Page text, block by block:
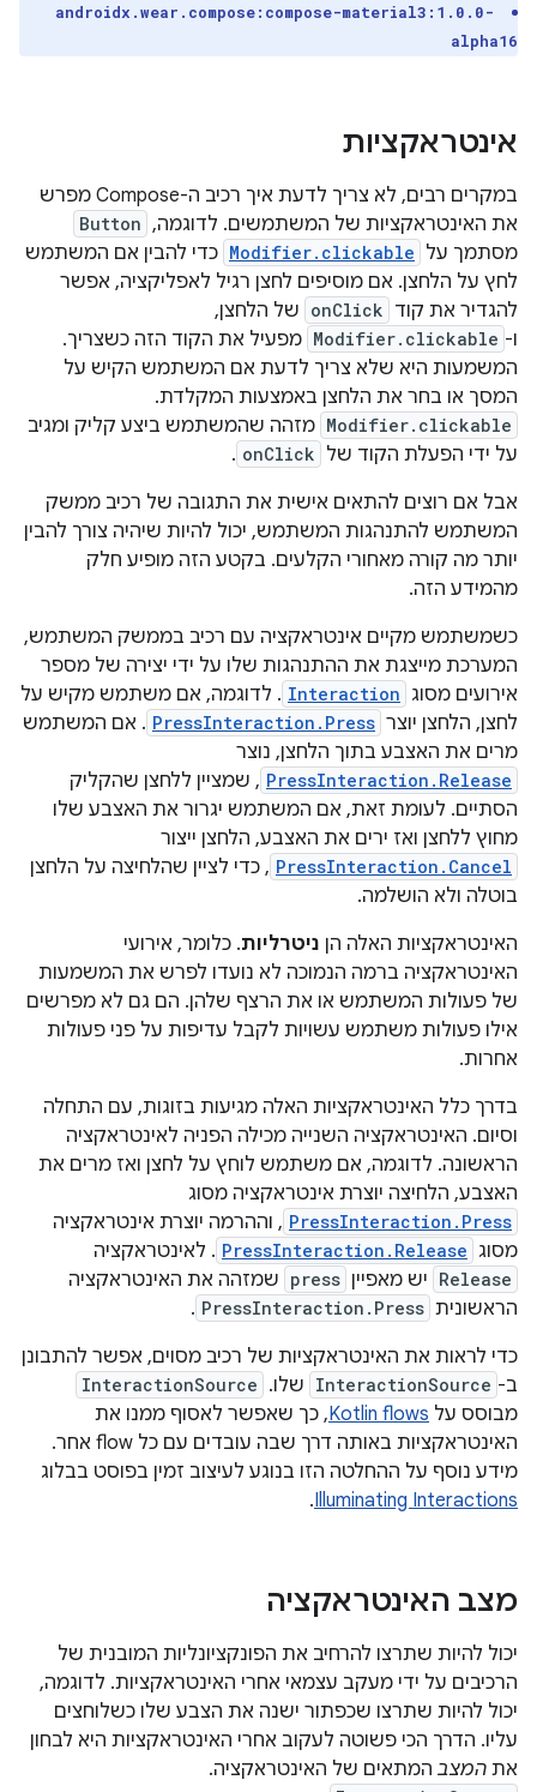
androidx.wear.compose:compose-material3:1.0.0-
alpha16
אינטראקציות
במקרים רבים, לא צריך לדעת איך רכיב ה-Compose מפרש
את האינטראקציות של המשתמשים. לדוגמה, Button
מסתמך על Modifier.clickable כדי להבין אם המשתמש
לחץ על הלחצן. אם מוסיפים לחצן רגיל לאפליקציה, אפשר
להגדיר את קוד onClick של הלחצן,
ו- Modifier.clickable מפעיל את הקוד הזה כשצריך.
המשמעות היא שלא צריך לדעת אם המשתמש הקיש על
המסך או בחר את הלחצן באמצעות המקלדת.
Modifier.clickable מזהה שהמשתמש ביצע קליק ומגיב
על ידי הפעלת הקוד של onClick
.
אבל אם רוצים להתאים אישית את התגובה של רכיב ממשק
המשתמש להתנהגות המשתמש, יכול להיות שיהיה צורך להבין
יותר מה קורה מאחורי הקלעים. בקטע הזה מופיע חלק
מהמידע הזה.
כשמשתמש מקיים אינטראקציה עם רכיב בממשק המשתמש,
המערכת מייצגת את ההתנהגות שלו על ידי יצירה של מספר
אירועים מסוג Interaction . לדוגמה, אם משתמש מקיש על
לחצן, הלחצן יוצר PressInteraction.Press . אם המשתמש
מרים את האצבע בתוך הלחצן, נוצר
PressInteraction.Release , שמציין ללחצן שהקליק
הסתיים. לעומת זאת, אם המשתמש יגרור את האצבע שלו
מחוץ ללחצן ואז ירים את האצבע, הלחצן ייצור
PressInteraction.Cancel , כדי לציין שהלחיצה על הלחצן
בוטלה ולא הושלמה.
האינטראקציות האלה הן ניטרליות. כלומר, אירועי
האינטראקציה ברמה הנמוכה לא נועדו לפרש את המשמעות
של פעולות המשתמש או את הרצף שלהן. הם גם לא מפרשים
אילו פעולות משתמש עשויות לקבל עדיפות על פני פעולות
אחרות.
בדרך כלל האינטראקציות האלה מגיעות בזוגות, עם התחלה
וסיום. האינטראקציה השנייה מכילה הפניה לאינטראקציה
הראשונה. לדוגמה, אם משתמש לוחץ על לחצן ואז מרים את
האצבע, הלחיצה יוצרת אינטראקציה מסוג
PressInteraction.Press , וההרמה יוצרת אינטראקציה
מסוג PressInteraction.Release . לאינטראקציה
Release יש מאפיין press שמזהה את האינטראקציה
הראשונית PressInteraction.Press
.
כדי לראות את האינטראקציות של רכיב מסוים, אפשר להתבונן
ב- InteractionSource שלו. ‫ InteractionSource
מבוסס על Kotlin flows, כך שאפשר לאסוף ממנו את
האינטראקציות באותה דרך שבה עובדים עם כל flow אחר.
מידע נוסף על ההחלטה הזו בנוגע לעיצוב זמין בפוסט בבלוג
Illuminating Interactions
.
מצב האינטראקציה
יכול להיות שתרצו להרחיב את הפונקציונליות המובנית של
הרכיבים על ידי מעקב עצמאי אחרי האינטראקציות. לדוגמה,
יכול להיות שתרצו שכפתור ישנה את הצבע שלו כשלוחצים
עליו. הדרך הכי פשוטה לעקוב אחרי האינטראקציות היא לבחון
את המצב המתאים של האינטראקציה.